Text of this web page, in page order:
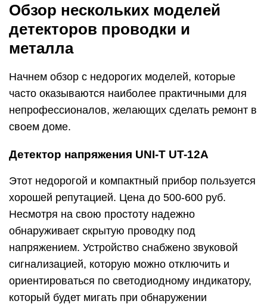
Обзор нескольких моделей
детекторов проводки и
металла
Начнем обзор с недорогих моделей, которые
часто оказываются наиболее практичными для
непрофессионалов, желающих сделать ремонт в
своем доме.
Детектор напряжения UNI-T UT-12A
Этот недорогой и компактный прибор пользуется
хорошей репутацией. Цена до 500-600 руб.
Несмотря на свою простоту надежно
обнаруживает скрытую проводку под
напряжением. Устройство снабжено звуковой
сигнализацией, которую можно отключить и
ориентироваться по светодиодному индикатору,
который будет мигать при обнаружении